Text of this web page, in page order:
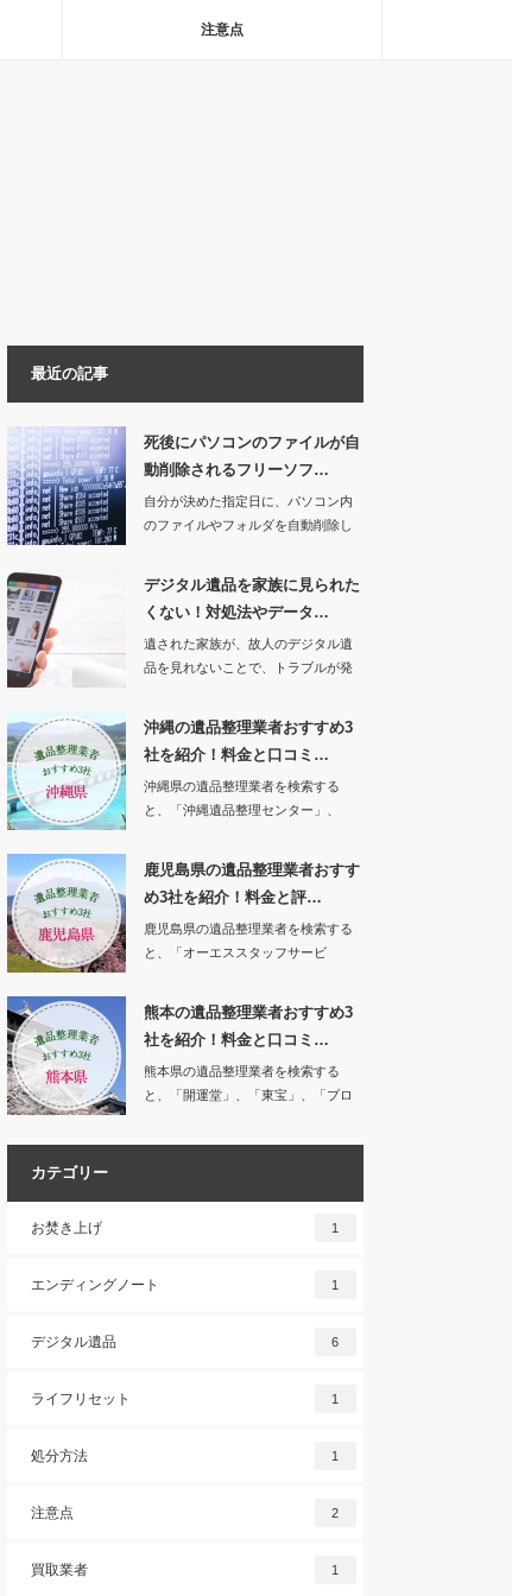
注意点
最近の記事
死後にパソコンのファイルが自
動削除されるフリーソフ…
自分が決めた指定日に、パソコン内
のファイルやフォルダを自動削除し
デジタル遺品を家族に見られた
くない！対処法やデータ…
遺された家族が、故人のデジタル遺
品を見れないことで、トラブルが発
沖縄の遺品整理業者おすすめ3
社を紹介！料金と口コミ…
沖縄県の遺品整理業者を検索する
と、「沖縄遺品整理センター」、
鹿児島県の遺品整理業者おすす
め3社を紹介！料金と評…
鹿児島県の遺品整理業者を検索する
と、「オーエススタッフサービ
熊本の遺品整理業者おすすめ3
社を紹介！料金と口コミ…
熊本県の遺品整理業者を検索する
と、「開運堂」、「東宝」、「プロ
カテゴリー
お焚き上げ 1
エンディングノート 1
デジタル遺品 6
ライフリセット 1
処分方法 1
注意点 2
買取業者 1